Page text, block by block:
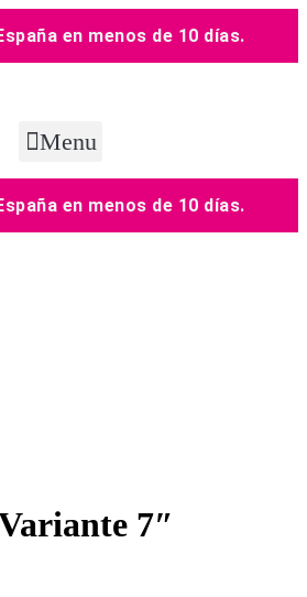
en menos de 10 días.
Menu
en menos de 10 días.
7″